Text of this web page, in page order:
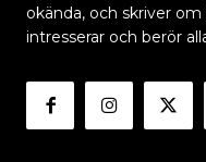
okända, och skriver
intresserar och berör